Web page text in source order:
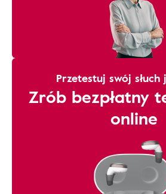
Przetestuj swój
Zrób bezpłatny
online